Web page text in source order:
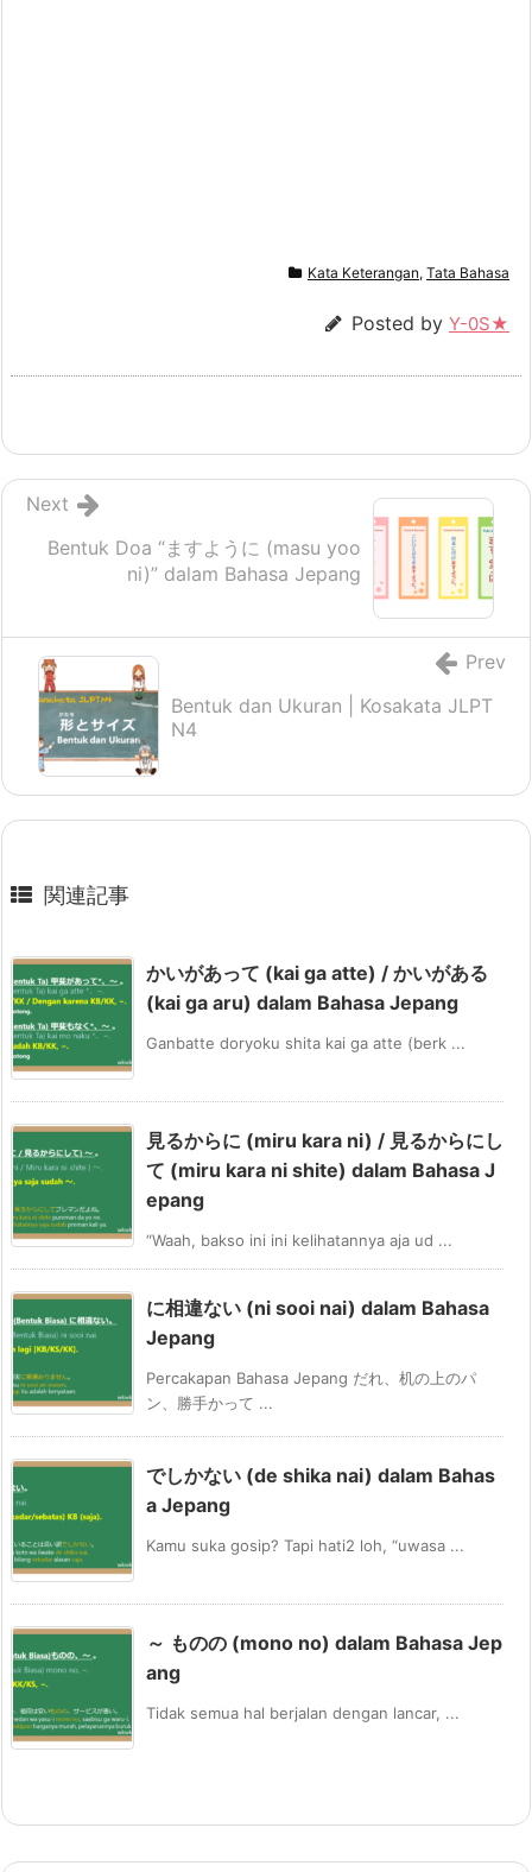
Kata Keterangan, Tata Bahasa
Posted by Y-0S★
Bentuk Doa “ますように (masu yoo
ni)” dalam Bahasa Jepang
Next
Bentuk dan Ukuran | Kosakata JLPT
N4
Prev
関連記事
かいがあって (kai ga atte) / かいがある
(kai ga aru) dalam Bahasa Jepang
Ganbatte doryoku shita kai ga atte (berk ...
見るからに (miru kara ni) / 見るからにし
て (miru kara ni shite) dalam Bahasa J
epang
“Waah, bakso ini ini kelihatannya aja ud ...
に相違ない (ni sooi nai) dalam Bahasa
Jepang
Percakapan Bahasa Jepang だれ、机の上のパ
ン、勝手かって ...
でしかない (de shika nai) dalam Bahas
a Jepang
Kamu suka gosip? Tapi hati2 loh, “uwasa ...
～ ものの (mono no) dalam Bahasa Jep
ang
Tidak semua hal berjalan dengan lancar, ...